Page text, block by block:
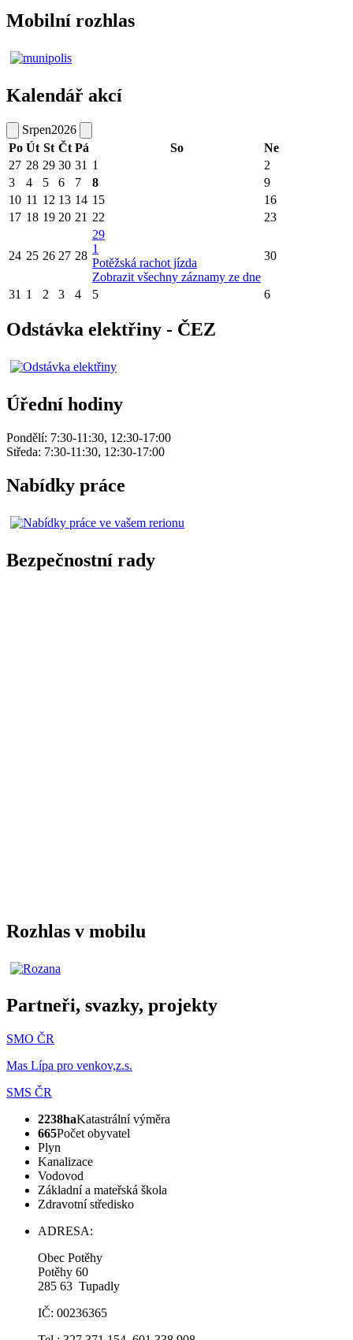
Mobilní rozhlas
Kalendář akcí
Srpen2026
Po Út St Čt Pá So
Ne
27 28 29 30 31 1
2
3
4 5 6 7 8
9
10 11 12 13 14 15
16
17 18 19 20 21 22 23
24 25 26 27 28
29
1
Potěžská rachot jízda
Zobrazit všechny záznamy ze dne
30
31 1 2 3 4 5 6
Odstávka elektřiny - ČEZ
Úřední hodiny
Pondělí: 7:30-11:30, 12:30-17:00
Středa: 7:30-11:30, 12:30-17:00
Nabídky práce
Bezpečnostní rady
Rozhlas v mobilu
Partneři, svazky, projekty
SMO ČR
Mas Lípa pro venkov,z.s.
SMS ČR
2238haKatastrální výměra
665Počet obyvatel
Plyn
Kanalizace
Vodovod
Základní a mateřská škola
Zdravotní středisko
ADRESA:
Obec Potěhy
Potěhy 60
285 63 Tupadly
IČ: 00236365